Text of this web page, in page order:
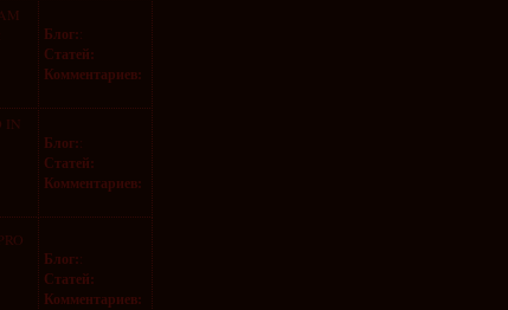
Блог::
Статей:
Комментариев:
IN
Блог::
Статей:
Комментариев:
Блог::
Статей:
Комментариев: